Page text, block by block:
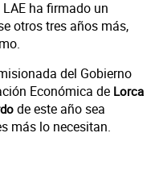
ha firmado un
otros tres años más,
del Gobierno
Económica de Lorca
de este año sea
más lo necesitan.